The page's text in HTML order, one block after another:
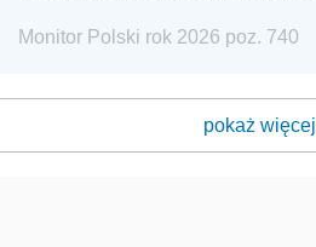
Monitor Polski rok 2026 poz. 740
pokaż więcej